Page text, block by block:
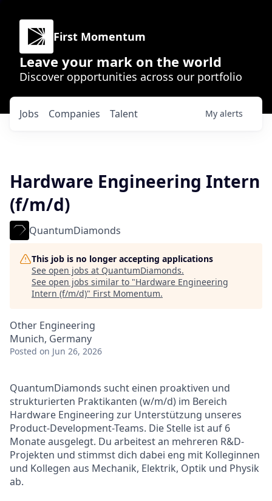
First Momentum
Leave your mark on the world
Discover opportunities across our portfolio
Jobs Companies Talent My alerts
Hardware Engineering Intern
(f/m/d)
QuantumDiamonds
This job is no longer accepting applications
See open jobs at QuantumDiamonds.
See open jobs similar to "Hardware Engineering
Intern (f/m/d)" First Momentum.
Other Engineering
Munich, Germany
Posted on Jun 26, 2026
QuantumDiamonds sucht einen proaktiven und
strukturierten Praktikanten (w/m/d) im Bereich
Hardware Engineering zur Unterstützung unseres
Product-Development-Teams. Die Stelle ist auf 6
Monate ausgelegt. Du arbeitest an mehreren R&D-
Projekten und stimmst dich dabei eng mit Kolleginnen
und Kollegen aus Mechanik, Elektrik, Optik und Physik
ab.